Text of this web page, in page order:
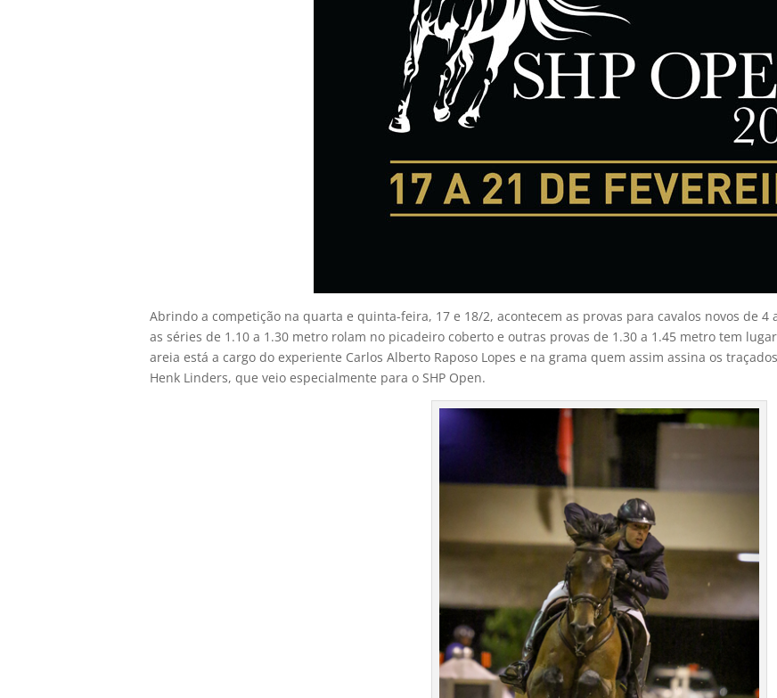
Abrindo a competição na quarta e quinta-feira, 17 e 18/2, acontecem as provas para cavalos novos de 4
as séries de 1.10 a 1.30 metro rolam no picadeiro coberto e outras provas de 1.30 a 1.45 metro tem
areia está a cargo do experiente Carlos Alberto Raposo Lopes e na grama quem assim assina os
Henk Linders, que veio especialmente para o SHP Open.